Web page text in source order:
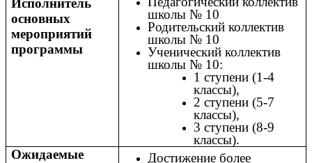
Исполнитель
основных
мероприятий
программы
школы № 10
Родительский коллектив
школы № 10
Ученический коллектив
школы № 10:
1 ступени (1-4
классы),
2 ступени (5-7
классы),
3 ступени (8-9
классы).
Ожидаемые
Достижение более